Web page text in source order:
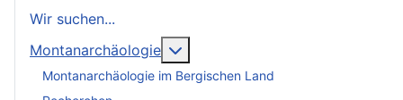
Wir suchen...
Montanarchäologie
Montanarchäologie im Bergischen Land